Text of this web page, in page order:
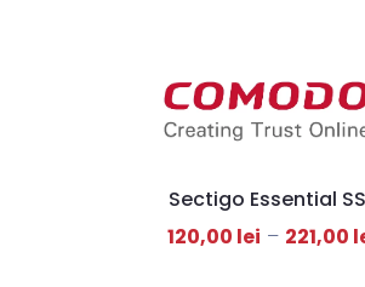
Sectigo Essential
120,00 lei – 221,00